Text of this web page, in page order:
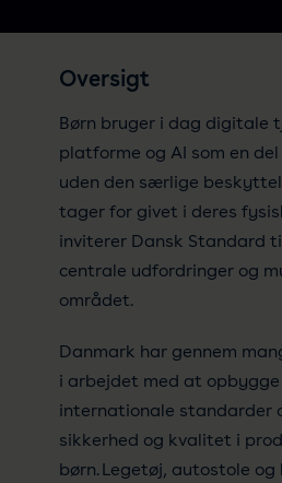
Oversigt
Børn bruger i dag digitale
platforme og AI som en
uden den særlige
tager for givet i deres
inviterer Dansk Standard
centrale udfordringer og
området.
Danmark har gennem
i arbejdet med at
internationale standarder
sikkerhed og kvalitet i
børn. Legetøj, autostole